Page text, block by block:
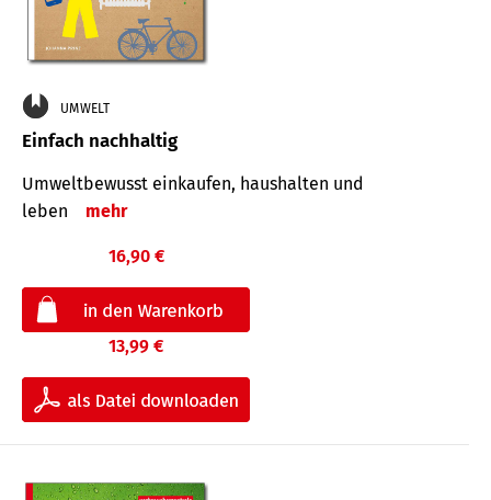
UMWELT
Einfach nachhaltig
Umweltbewusst einkaufen, haushalten und
leben
mehr
16,90 €
13,99 €